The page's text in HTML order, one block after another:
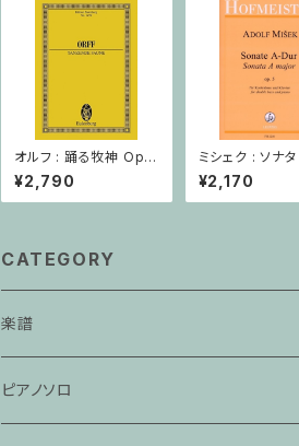
オルフ : 踊る牧神 Op.2
1 / ミニチュアスコア
¥2,790
ミシェク : ソナ
Op. 5 / コントラ
ピアノ
¥2,170
CATEGORY
楽譜
ピアノソロ